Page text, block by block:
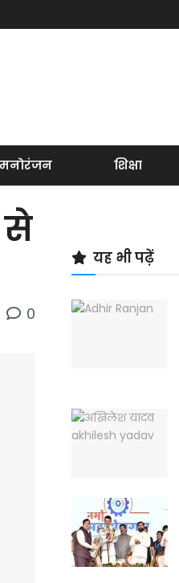
मनोरंजन शिक्षा
से
0
यह भी पढ़ें